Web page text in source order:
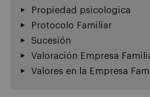
Propiedad psicologica
Protocolo Familiar
Sucesión
Valoración Empresa
Valores en la Empresa